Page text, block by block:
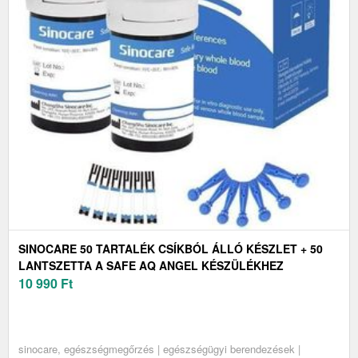
SINOCARE 50 TARTALÉK CSÍKBÓL ÁLLÓ KÉSZLET + 50
LANTSZETTA A SAFE AQ ANGEL KÉSZÜLÉKHEZ
10 990 Ft
sinocare, egészségmegőrzés | egészségügyi berendezések |